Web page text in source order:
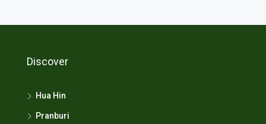
Discover
Hua Hin
Pranburi